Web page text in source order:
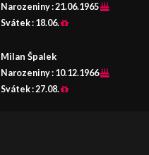
Narozeniny :21.06.1965
Svátek : 18.06.
Milan Špalek
Narozeniny : 10.12.1966
Svátek :27.08.